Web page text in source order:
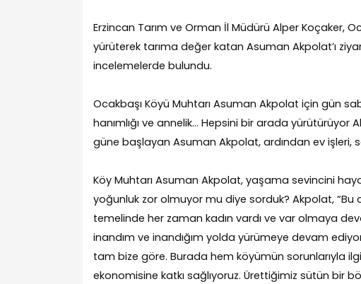
Erzincan Tarım ve Orman İl Müdürü Alper Koçaker,
yürüterek tarıma değer katan Asuman Akpolat’ı
incelemelerde bulundu.
Ocakbaşı Köyü Muhtarı Asuman Akpolat için gün
hanımlığı ve annelik… Hepsini bir arada yürütürüyor
güne başlayan Asuman Akpolat, ardından ev işleri,
Köy Muhtarı Asuman Akpolat, yaşama sevincini
yoğunluk zor olmuyor mu diye sorduk? Akpolat,
temelinde her zaman kadın vardı ve var olmaya
inandım ve inandığım yolda yürümeye devam
tam bize göre. Burada hem köyümün sorunlarıyla
ekonomisine katkı sağlıyoruz. Ürettiğimiz sütün bir